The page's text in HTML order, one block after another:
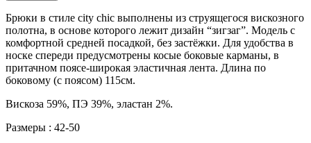
Брюки в стиле city chic выполнены из струящегося вискозного
полотна, в основе которого лежит дизайн “зигзаг”. Модель с
комфортной средней посадкой, без застёжки. Для удобства в
носке спереди предусмотрены косые боковые карманы, в
притачном поясе-широкая эластичная лента. Длина по
боковому (с поясом) 115см.
Вискоза 59%, ПЭ 39%, эластан 2%.
Размеры : 42-50